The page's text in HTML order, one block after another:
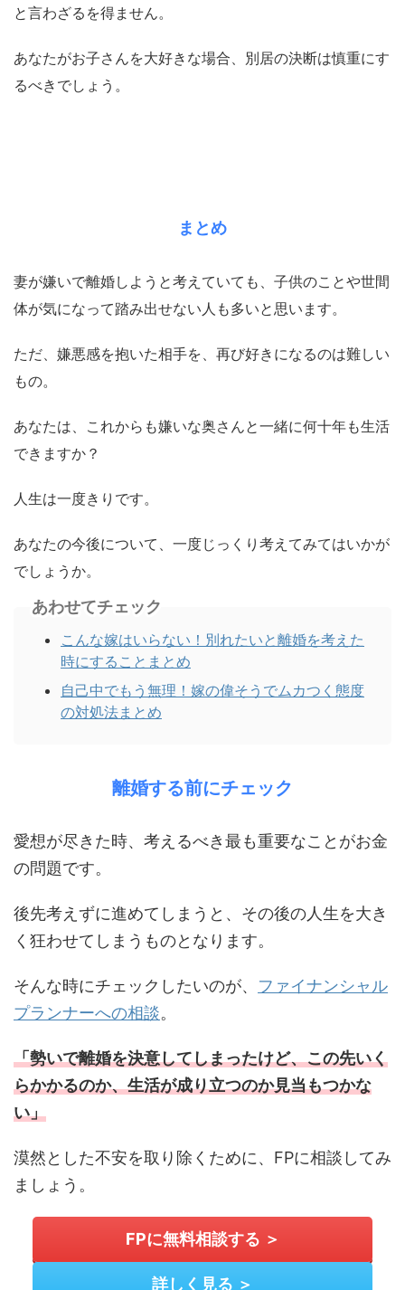
と言わざるを得ません。
あなたがお子さんを大好きな場合、別居の決断は慎重にす
るべきでしょう。
まとめ
妻が嫌いで離婚しようと考えていても、子供のことや世間
体が気になって踏み出せない人も多いと思います。
ただ、嫌悪感を抱いた相手を、再び好きになるのは難しい
もの。
あなたは、これからも嫌いな奥さんと一緒に何十年も生活
できますか？
人生は一度きりです。
あなたの今後について、一度じっくり考えてみてはいかが
でしょうか。
あわせてチェック
こんな嫁はいらない！別れたいと離婚を考えた
時にすることまとめ
自己中でもう無理！嫁の偉そうでムカつく態度
の対処法まとめ
離婚する前にチェック
愛想が尽きた時、考えるべき最も重要なことがお金
の問題です。
後先考えずに進めてしまうと、その後の人生を大き
く狂わせてしまうものとなります。
そんな時にチェックしたいのが、 ファイナンシャル
プランナーへの相談。
「勢いで離婚を決意してしまったけど、この先いく
らかかるのか、生活が成り立つのか見当もつかな
い」
漠然とした不安を取り除くために、FPに相談してみ
ましょう。
FPに無料相談する ＞
詳しく見る ＞